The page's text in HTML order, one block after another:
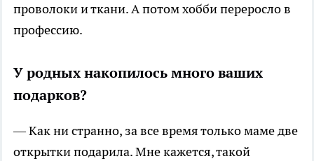
проволоки и ткани. А потом хобби переросло в
профессию.
У родных накопилось много ваших
подарков?
— Как ни странно, за все время только маме две
открытки подарила. Мне кажется, такой